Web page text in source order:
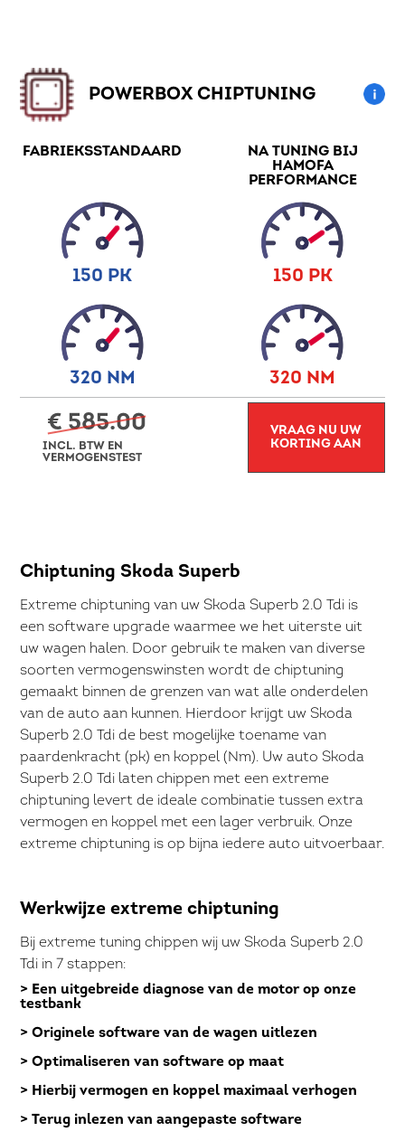
POWERBOX CHIPTUNING
FABRIEKSSTANDAARD
NA TUNING BIJ
HAMOFA
PERFORMANCE
150 PK
320 NM
150 PK
320 NM
€ 585.00
INCL. BTW EN
VERMOGENSTEST
VRAAG NU UW
KORTING AAN
Chiptuning Skoda Superb
Extreme chiptuning van uw Skoda Superb 2.0 Tdi is
een software upgrade waarmee we het uiterste uit
uw wagen halen. Door gebruik te maken van diverse
soorten vermogenswinsten wordt de chiptuning
gemaakt binnen de grenzen van wat alle onderdelen
van de auto aan kunnen. Hierdoor krijgt uw Skoda
Superb 2.0 Tdi de best mogelijke toename van
paardenkracht (pk) en koppel (Nm). Uw auto Skoda
Superb 2.0 Tdi laten chippen met een extreme
chiptuning levert de ideale combinatie tussen extra
vermogen en koppel met een lager verbruik. Onze
extreme chiptuning is op bijna iedere auto uitvoerbaar.
Werkwijze extreme chiptuning
Bij extreme tuning chippen wij uw Skoda Superb 2.0
Tdi in 7 stappen:
> Een uitgebreide diagnose van de motor op onze
testbank
> Originele software van de wagen uitlezen
> Optimaliseren van software op maat
> Hierbij vermogen en koppel maximaal verhogen
> Terug inlezen van aangepaste software